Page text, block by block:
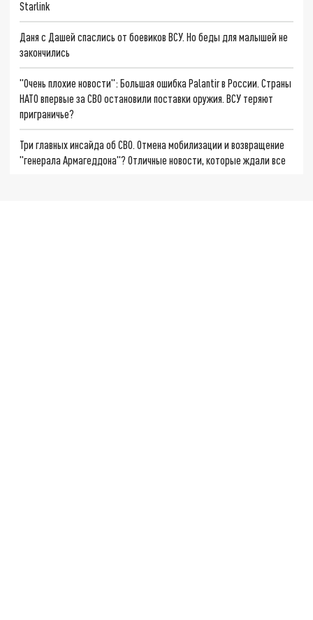
Starlink
Даня с Дашей спаслись от боевиков ВСУ. Но беды для малышей не
закончились
"Очень плохие новости": Большая ошибка Palantir в России. Страны
НАТО впервые за СВО остановили поставки оружия. ВСУ теряют
приграничье?
Три главных инсайда об СВО. Отмена мобилизации и возвращение
"генерала Армагеддона"? Отличные новости, которые ждали все